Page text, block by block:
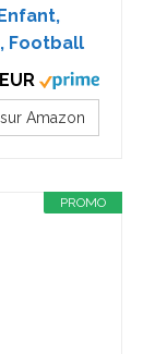
Football
Amazon
PROMO